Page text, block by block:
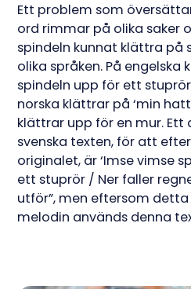
Ett problem som
ord rimmar på olika saker
spindeln kunnat klättra på
olika språken. På
spindeln upp för ett
norska klättrar på ‘min
klättrar upp för en mur. Ett
svenska texten, för att
originalet, är ‘Imse vimse
ett stuprör / Ner faller
utför”, men eftersom
melodin används denna